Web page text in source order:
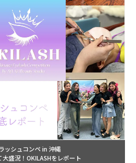
ッシュコンペ in 沖縄
盛況！OKILASHをレポート